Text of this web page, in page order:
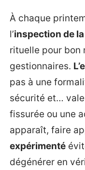
À chaque
l’inspection de
rituelle pour bon
gestionnaires.
pas à une
sécurité et…
fissurée ou une
apparaît, faire
expérimenté
dégénérer en